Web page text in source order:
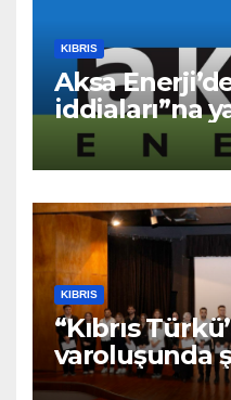
KIBRIS
Aksa
iddiaları”na
“Asılsız ve
haberler”
KIBRIS
“Kıbrıs
varoluşunda
katkıları